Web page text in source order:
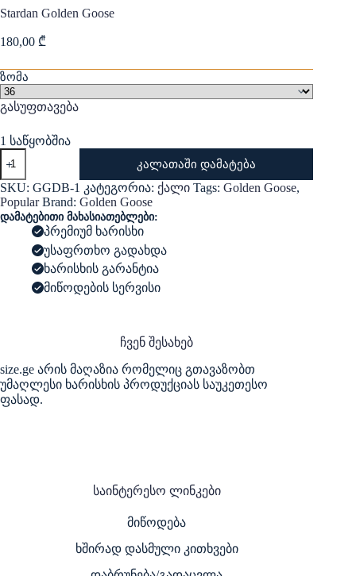
Stardan Golden Goose
180,00 ₾
ზომა
გასუფთავება
1 საწყობშია
Stardan
Golden
Goose
კალათაში დამატება
SKU: GGDB-1 კატეგორია: ქალი Tags: Golden Goose,
Popular Brand: Golden Goose
დამატებითი მახასიათებლები:
პრემიუმ ხარისხი
უსაფრთხო გადახდა
ხარისხის გარანტია
მიწოდების სერვისი
ჩვენ შესახებ
size.ge არის მაღაზია რომელიც გთავაზობთ
უმაღლესი ხარისხის პროდუქციას საუკეთესო
ფასად.
საინტერესო ლინკები
მიწოდება
ხშირად დასმული კითხვები